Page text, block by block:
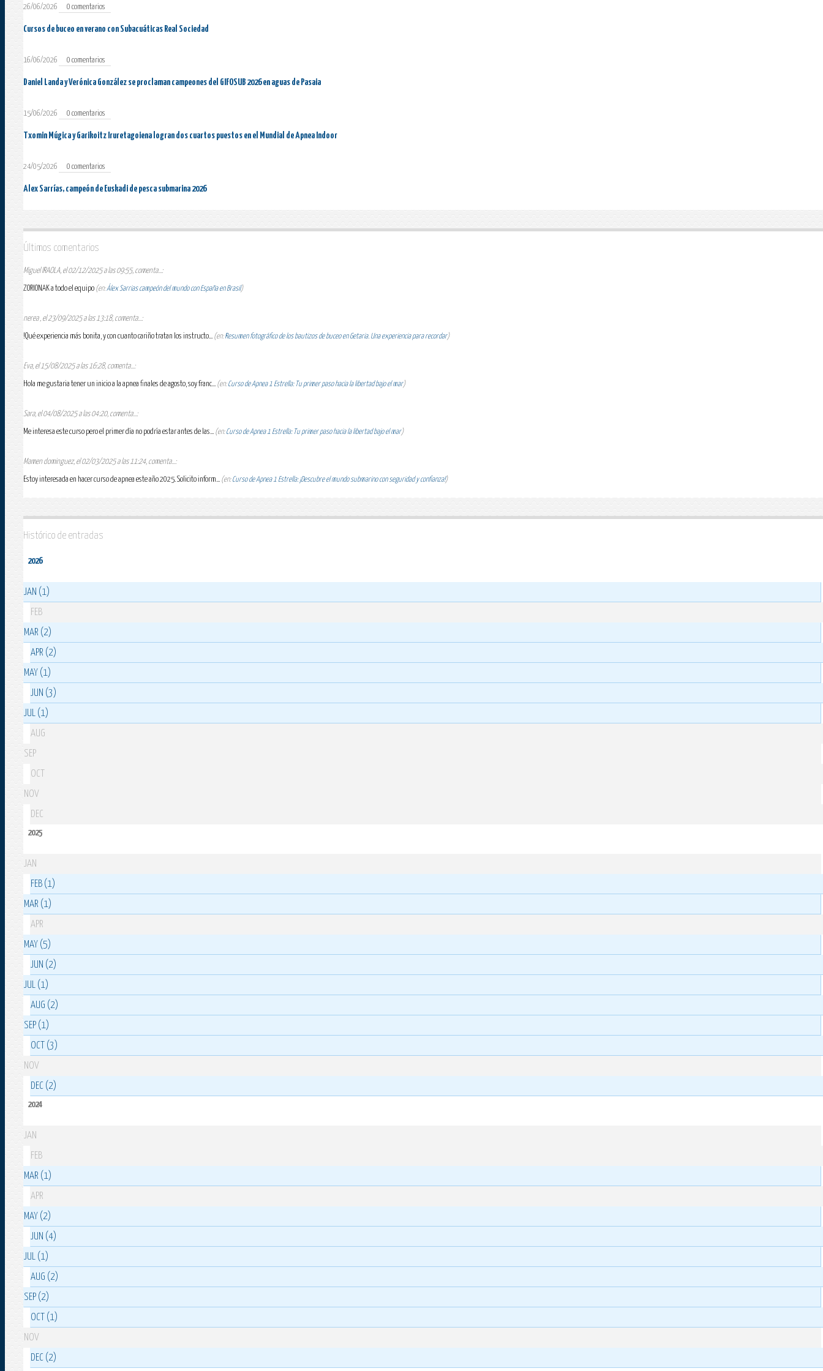
26/06/2026 0 comentarios
Cursos de buceo en verano con Subacuáticas Real Sociedad
16/06/2026 0 comentarios
Daniel Landa y Verónica González se proclaman campeones del GIFOSUB 2026 en aguas de Pasaia
15/06/2026 0 comentarios
Txomin Múgica y Garikoitz Iruretagoiena logran dos cuartos puestos en el Mundial de Apnea Indoor
24/05/2026 0 comentarios
Alex Sarrías, campeón de Euskadi de pesca submarina 2026
Últimos comentarios
Miguel IRAOLA, el 02/12/2025 a las 09:55, comenta...:
ZORIONAK a todo el equipo (en:Álex Sarrias campeón del mundo con España en Brasil)
nerea , el 23/09/2025 a las 13:18, comenta...:
!Qué experiencia más bonita, y con cuanto cariño tratan los instructo... (en:Resumen fotográfico de los bautizos de buceo en Getaria. Una experiencia para recordar)
Eva, el 15/08/2025 a las 16:28, comenta...:
Hola me gustaria tener un inicio a la apnea finales de agosto, soy franc... (en:Curso de Apnea 1 Estrella: Tu primer paso hacia la libertad bajo el mar)
Sara, el 04/08/2025 a las 04:20, comenta...:
Me interesa este curso pero el primer día no podría estar antes de las... (en:Curso de Apnea 1 Estrella: Tu primer paso hacia la libertad bajo el mar)
Mamen dominguez, el 02/03/2025 a las 11:24, comenta...:
Estoy interesada en hacer curso de apnea este año 2025. Solicito inform... (en:Curso de Apnea 1 Estrella: ¡Descubre el mundo submarino con seguridad y confianza!)
Histórico de entradas
2026
JAN (1)
FEB
MAR (2)
APR (2)
MAY (1)
JUN (3)
JUL (1)
AUG
SEP
OCT
NOV
DEC
2025
JAN
FEB (1)
MAR (1)
APR
MAY (5)
JUN (2)
JUL (1)
AUG (2)
SEP (1)
OCT (3)
NOV
DEC (2)
2024
JAN
FEB
MAR (1)
APR
MAY (2)
JUN (4)
JUL (1)
AUG (2)
SEP (2)
OCT (1)
NOV
DEC (2)